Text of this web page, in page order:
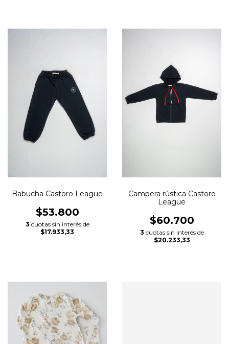
Babucha Castoro League
$53.800
3 cuotas sin interés de
$17.933,33
Campera rústica Castoro
League
$60.700
3 cuotas sin interés de
$20.233,33